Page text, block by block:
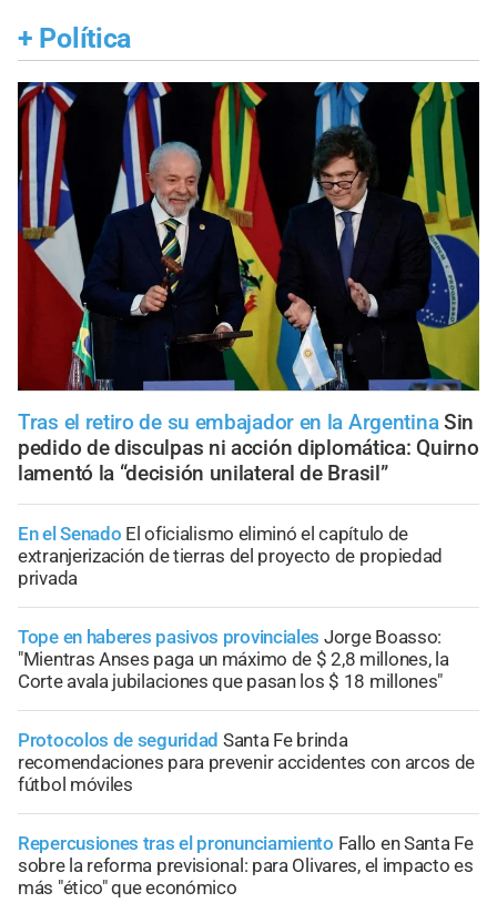
+ Política
Tras el retiro de su embajador en la Argentina Sin
pedido de disculpas ni acción diplomática: Quirno
lamentó la “decisión unilateral de Brasil”
En el Senado El oficialismo eliminó el capítulo de
extranjerización de tierras del proyecto de propiedad
privada
Tope en haberes pasivos provinciales Jorge Boasso:
"Mientras Anses paga un máximo de $ 2,8 millones, la
Corte avala jubilaciones que pasan los $ 18 millones"
Protocolos de seguridad Santa Fe brinda
recomendaciones para prevenir accidentes con arcos de
fútbol móviles
Repercusiones tras el pronunciamiento Fallo en Santa Fe
sobre la reforma previsional: para Olivares, el impacto es
más "ético" que económico